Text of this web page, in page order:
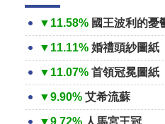
▼11.58% 國王波利的憂
▼11.11% 婚禮頭紗圖紙
▼11.07% 首領冠冕圖紙
▼9.90% 艾希流蘇
▼9.72% 人馬宮王冠